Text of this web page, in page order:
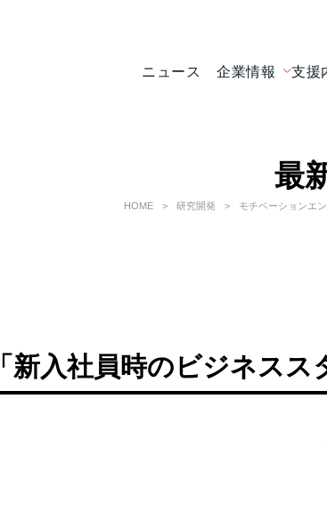
ニュース 企業情報 支援
最
HOME 研究開発 モチベーションエ
「新入社員時のビジネス